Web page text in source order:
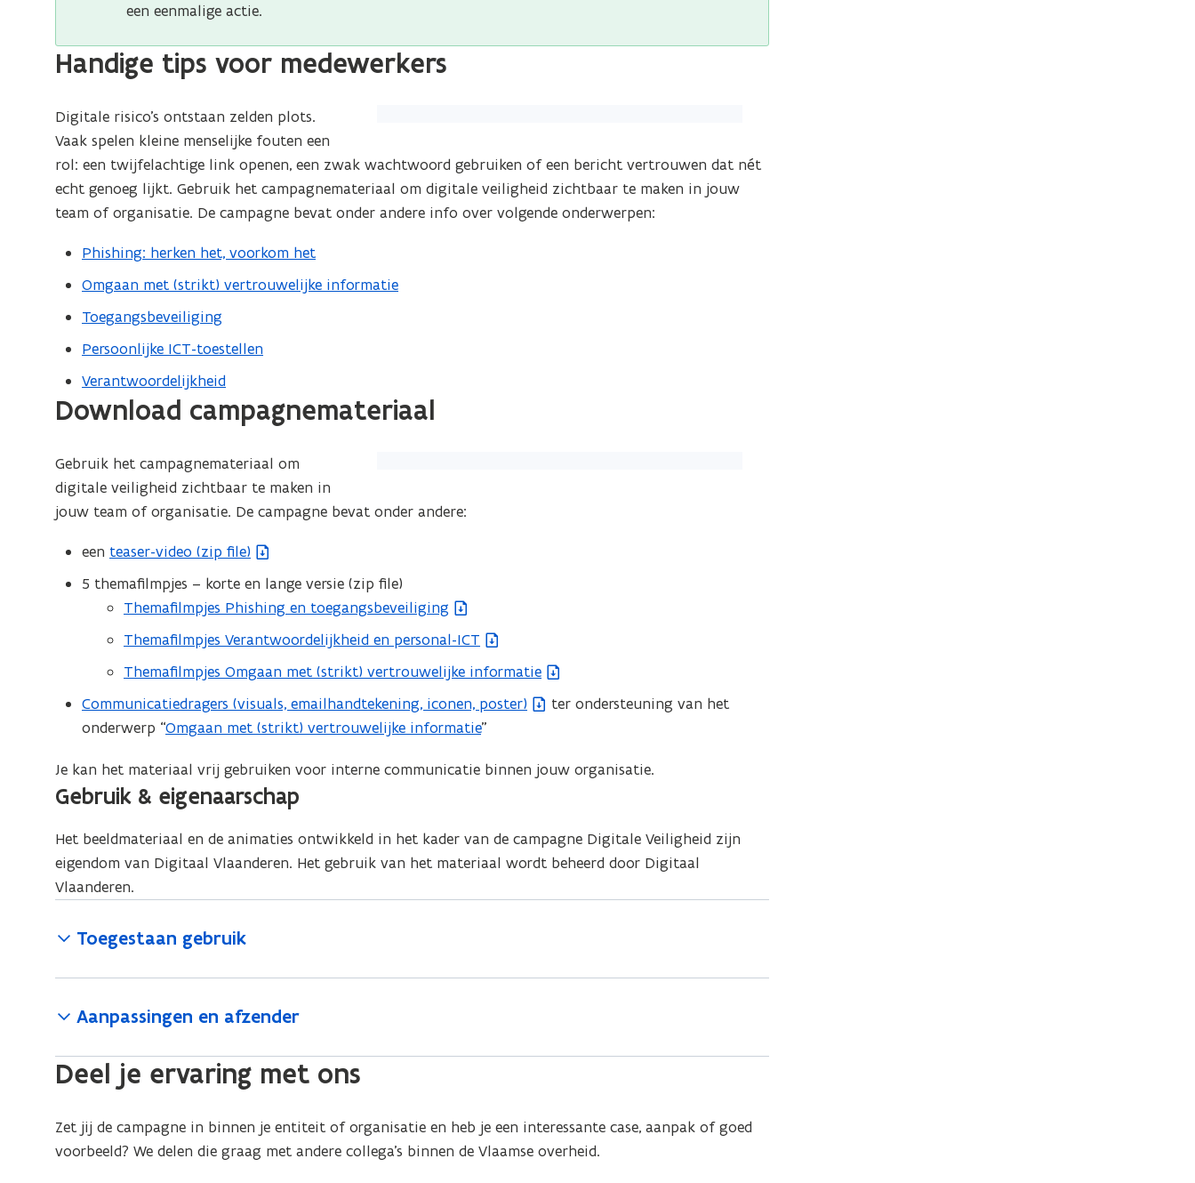
een eenmalige actie.
Handige tips voor medewerkers
Digitale risico’s ontstaan zelden plots.
Vaak spelen kleine menselijke fouten een
rol: een twijfelachtige link openen, een zwak wachtwoord gebruiken of een bericht vertrouwen dat nét
echt genoeg lijkt. Gebruik het campagnemateriaal om digitale veiligheid zichtbaar te maken in jouw
team of organisatie. De campagne bevat onder andere info over volgende onderwerpen:
Phishing: herken het, voorkom het
Omgaan met (strikt) vertrouwelijke informatie
Toegangsbeveiliging
Persoonlijke ICT-toestellen
Verantwoordelijkheid
Download campagnemateriaal
Gebruik het campagnemateriaal om
digitale veiligheid zichtbaar te maken in
jouw team of organisatie. De campagne bevat onder andere:
een teaser-video (zip file)
(
Z
I
b
e
s
t
n
d
p
e
n
i
n
i
e
u
w
e
n
5 themafilmpjes – korte en lange versie (zip file)
Themafilmpjes Phishing en toegangsbeveiliging
(
Z
P
b
e
t
a
d
o
p
n
n
i
e
w
v
Themafilmpjes Verantwoordelijkheid en personal-ICT
(
Z
P
b
s
t
a
n
d
o
n
i
n
e
u
Themafilmpjes Omgaan met (strikt) vertrouwelijke informatie
(
Z
I
b
e
t
a
n
o
e
n
i
n
i
e
Communicatiedragers (visuals, emailhandtekening, iconen, poster)
(
Z
P
b
s
t
a
d
e
t
i
n
i
ter ondersteuning van het
onderwerp “Omgaan met (strikt) vertrouwelijke informatie”
Je kan het materiaal vrij gebruiken voor interne communicatie binnen jouw organisatie.
Gebruik & eigenaarschap
Het beeldmateriaal en de animaties ontwikkeld in het kader van de campagne Digitale Veiligheid zijn
eigendom van Digitaal Vlaanderen. Het gebruik van het materiaal wordt beheerd door Digitaal
Vlaanderen.
Toegestaan gebruik
Aanpassingen en afzender
Deel je ervaring met ons
Zet jij de campagne in binnen je entiteit of organisatie en heb je een interessante case, aanpak of goed
voorbeeld? We delen die graag met andere collega’s binnen de Vlaamse overheid.